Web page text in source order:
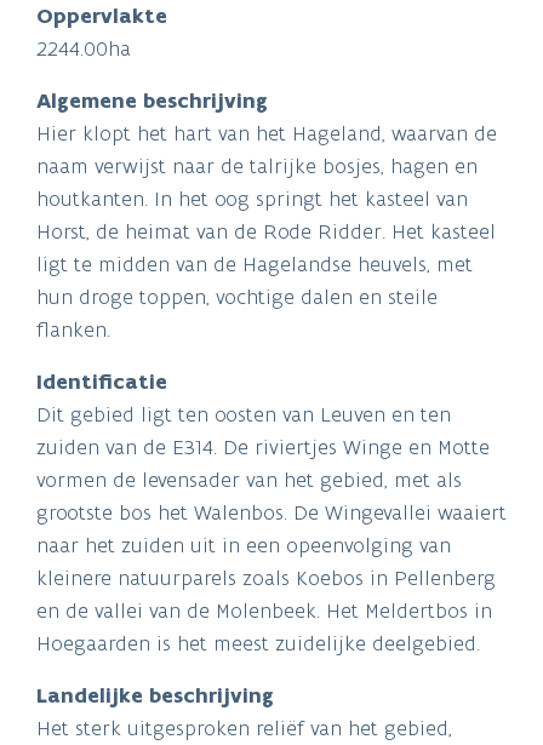
Oppervlakte
2244.00ha
Algemene beschrijving
Hier klopt het hart van het Hageland, waarvan de
naam verwijst naar de talrijke bosjes, hagen en
houtkanten. In het oog springt het kasteel van
Horst, de heimat van de Rode Ridder. Het kasteel
ligt te midden van de Hagelandse heuvels, met
hun droge toppen, vochtige dalen en steile
flanken.
Identificatie
Dit gebied ligt ten oosten van Leuven en ten
zuiden van de E314. De riviertjes Winge en Motte
vormen de levensader van het gebied, met als
grootste bos het Walenbos. De Wingevallei waaiert
naar het zuiden uit in een opeenvolging van
kleinere natuurparels zoals Koebos in Pellenberg
en de vallei van de Molenbeek. Het Meldertbos in
Hoegaarden is het meest zuidelijke deelgebied.
Landelijke beschrijving
Het sterk uitgesproken reliëf van het gebied,